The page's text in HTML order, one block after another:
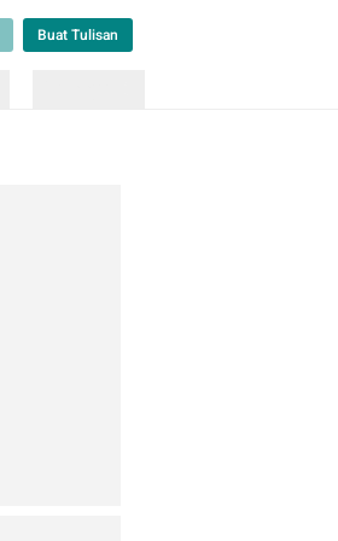
Buat Tulisan